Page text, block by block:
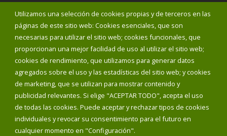
Utilizamos una selección de cookies propias y de terceros en las
páginas de este sitio web: Cookies esenciales, que son
necesarias para utilizar el sitio web; cookies funcionales, que
proporcionan una mejor facilidad de uso al utilizar el sitio web;
cookies de rendimiento, que utilizamos para generar datos
agregados sobre el uso y las estadísticas del sitio web; y cookies
de marketing, que se utilizan para mostrar contenido y
publicidad relevantes. Si elige "ACEPTAR TODO", acepta el uso
de todas las cookies. Puede aceptar y rechazar tipos de cookies
individuales y revocar su consentimiento para el futuro en
cualquier momento en "Configuración".
INICIAR SESIÓN
MAPA WEB